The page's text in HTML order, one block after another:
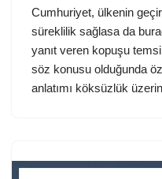
Cumhuriyet, ülkenin
süreklilik sağlasa da
yanıt veren kopuşu
söz konusu olduğunda
anlatımı köksüzlük